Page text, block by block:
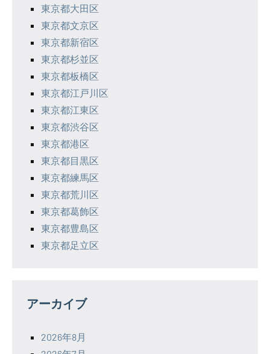
東京都大田区
東京都文京区
東京都新宿区
東京都杉並区
東京都板橋区
東京都江戸川区
東京都江東区
東京都渋谷区
東京都港区
東京都目黒区
東京都練馬区
東京都荒川区
東京都葛飾区
東京都豊島区
東京都足立区
アーカイブ
2026年8月